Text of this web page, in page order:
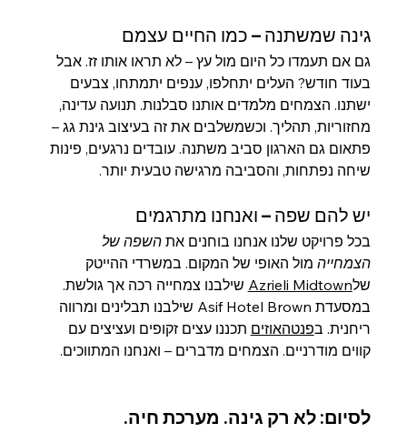
גינה שמשתנה – כמו החיים עצמם
גם אם תעמדו כל היום מול עץ – לא תראו אותו זז. אבל
בעוד חודש? העלים יתחלפו, ענפים יתמתחו, צבעים
ישתנו. הצמחים מלמדים אותנו סבלנות. תנועה עדינה,
מחזוריות, תהליך. וכשמשלבים את זה בעיצוב גינת גג –
פתאום גם הארגון סביב משתנה. עובדים נרגעים, פינות
שיחה נפתחות, והסביבה מרגישה טבעית יותר.
יש להם שפה – ואנחנו מתרגמים
בכל פרויקט שלנו אנחנו בוחנים את השפה של
הצמחייה מול האופי של המקום. במשרדי ההייטק
שלAzrieli Midtown שילבנו צמחייה רכה אך גולשת.
במסעדת Asif Hotel Brown שילבנו תבלינים ומרווה
ריחנית. בפנטהאוזים תכננו עצים זקופים ועציצים עם
קווים מודרניים. הצמחים מדברים – ואנחנו המתווכים.
לסיום: לא רק גינה. מערכת חיה.